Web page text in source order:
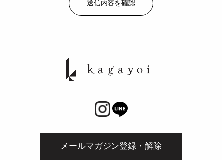
メールマガジン登録・解除